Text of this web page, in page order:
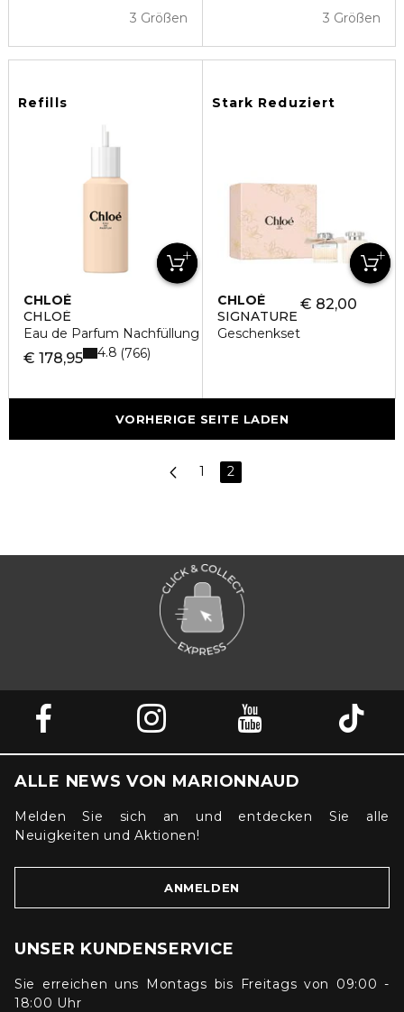
3 Größen 3 Größen
Refills
CHLOÉ
CHLOÉ
Eau de Parfum Nachfüllung
€ 178,95 4.8 766
Stark Reduziert
CHLOÉ
SIGNATURE
Geschenkset
€ 82,00
VORHERIGE SEITE LADEN
1 2
ALLE NEWS VON MARIONNAUD
Melden Sie sich an und entdecken Sie alle
Neuigkeiten und Aktionen!
ANMELDEN
UNSER KUNDENSERVICE
Sie erreichen uns Montags bis Freitags von 09:00 -
18:00 Uhr